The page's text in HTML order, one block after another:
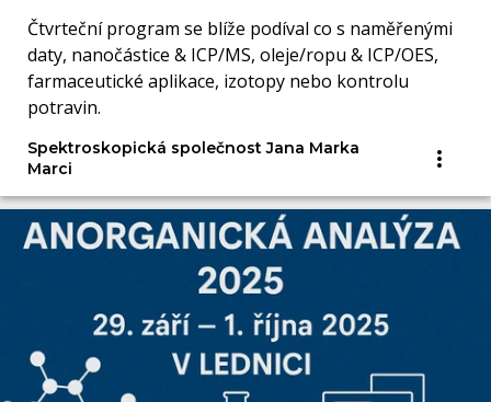
Čtvrteční program se blíže podíval co s naměřenými
daty, nanočástice & ICP/MS, oleje/ropu & ICP/OES,
farmaceutické aplikace, izotopy nebo kontrolu
potravin.
Spektroskopická společnost Jana Marka
Marci